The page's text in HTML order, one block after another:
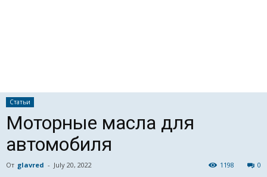
Статьи
Моторные масла для
автомобиля
От glavred - July 20, 2022 0
1198